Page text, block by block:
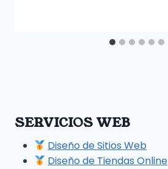
SERVICIOS WEB
Diseño de Sitios Web
Diseño de Tiendas Online